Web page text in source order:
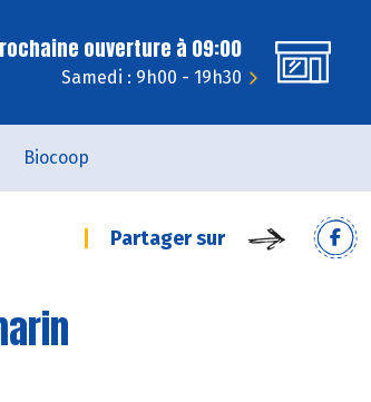
ouverture à 09:00
Samedi : 9h00 - 19h30
Biocoop
Partager sur